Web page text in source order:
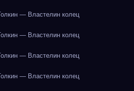
— Властелин колец
— Властелин колец
— Властелин колец
— Властелин колец